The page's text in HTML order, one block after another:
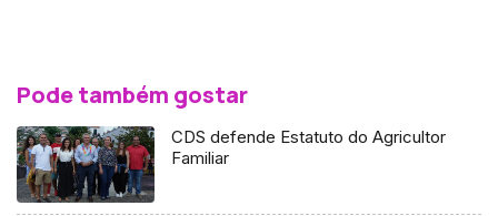
Pode também gostar
CDS defende Estatuto do Agricultor
Familiar